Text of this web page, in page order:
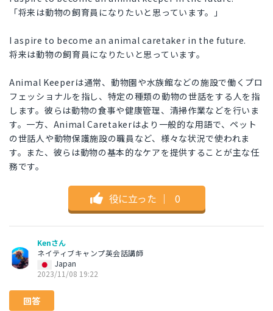
「将来は動物の飼育員になりたいと思っています。」
I aspire to become an animal caretaker in the future.
将来は動物の飼育員になりたいと思っています。
Animal Keeperは通常、動物園や水族館などの施設で働くプロ
フェッショナルを指し、特定の種類の動物の世話をする人を指
します。彼らは動物の食事や健康管理、清掃作業などを行いま
す。一方、Animal Caretakerはより一般的な用語で、ペット
の世話人や動物保護施設の職員など、様々な状況で使われま
す。また、彼らは動物の基本的なケアを提供することが主な任
務です。
役に立った ｜ 0
Kenさん
ネイティブキャンプ英会話講師
Japan
2023/11/08 19:22
回答